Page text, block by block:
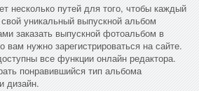
несколько путей для того, чтобы каждый
уникальный выпускной альбом
заказать выпускной фотоальбом в
нужно зарегистрироваться на сайте.
все функции онлайн редактора.
понравившийся тип альбома
дизайн.